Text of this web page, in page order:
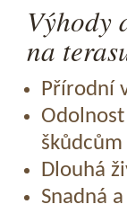
Výhody
na
Přírodní
škůdcům
Dlouhá
Snadná